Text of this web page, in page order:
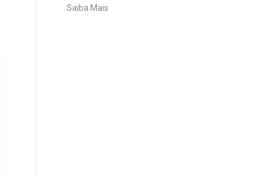
Saiba Mais